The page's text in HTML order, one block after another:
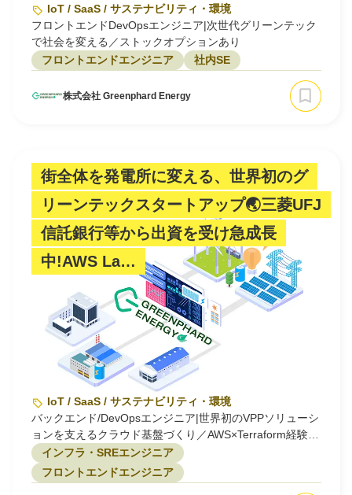
IoT / SaaS / サステナビリティ・環境
フロントエンドDevOpsエンジニア|次世代グリーンテック
で社会を変える／ストックオプションあり
フロントエンドエンジニア
社内SE
株式会社 Greenphard Energy
街全体を発電所に変える、世界初のグ
リーンテックスタートアップ🌏三菱UFJ
信託銀行等から出資を受け急成長
中!AWS La…
IoT / SaaS / サステナビリティ・環境
バックエンド/DevOpsエンジニア|世界初のVPPソリューシ
ョンを支えるクラウド基盤づくり／AWS×Terraform経験活
かせます
インフラ・SREエンジニア
フロントエンドエンジニア